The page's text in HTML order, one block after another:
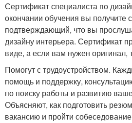
Сертификат специалиста по
окончании обучения вы получите
подтверждающий, что вы
дизайну интерьера. Сертификат
виде, а если вам нужен оригинал,
Помогут с трудоустройством.
помощь и поддержку,
по поиску работы и развитию
Объясняют, как подготовить
вакансию и пройти